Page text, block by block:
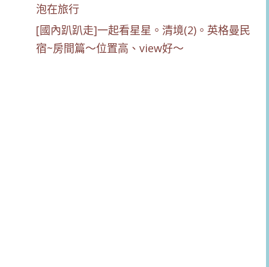
[國內趴趴走]一起看星星。清境(2)。英格曼民
宿~房間篇～位置高、view好～